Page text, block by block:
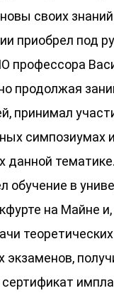
своих
приобрел под
профессора
продолжая
принимал
симпозиумах и
данной
обучение в
на Майне
экзаменов,